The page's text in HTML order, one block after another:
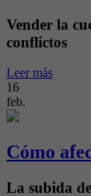
Vender la
conflictos
Leer más
16
feb.
Cómo
La subida